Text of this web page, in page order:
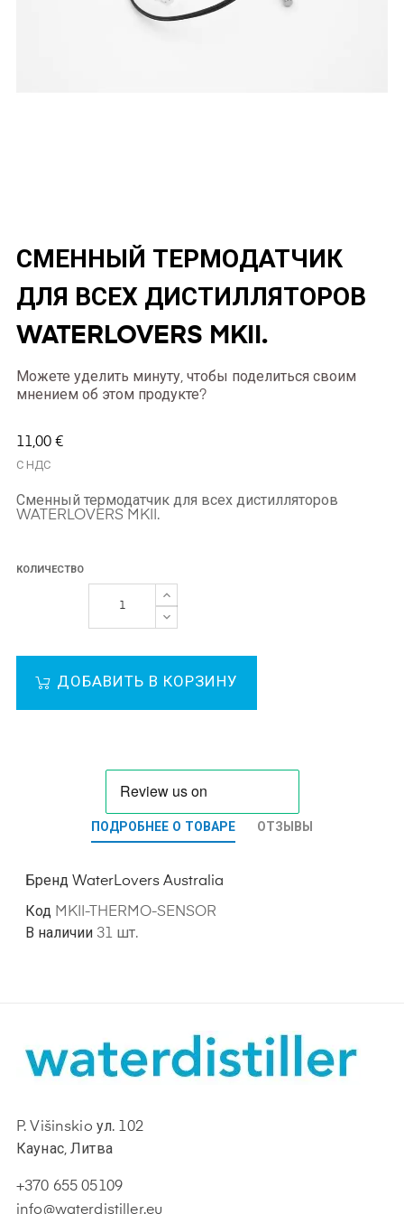
СМЕННЫЙ ТЕРМОДАТЧИК
ДЛЯ ВСЕХ ДИСТИЛЛЯТОРОВ
WATERLOVERS MKII.
Можете уделить минуту, чтобы поделиться своим
мнением об этом продукте?
11,00 €
С НДС
Сменный термодатчик для всех дистилляторов
WATERLOVERS MKII.
КОЛИЧЕСТВО
ДОБАВИТЬ В КОРЗИНУ
ПОДРОБНЕЕ О ТОВАРЕ ОТЗЫВЫ
Бренд WaterLovers Australia
Код MKII-THERMO-SENSOR
В наличии 31 шт.
P. Višinskio ул. 102
Каунас, Литва
+370 655 05109
info@waterdistiller.eu